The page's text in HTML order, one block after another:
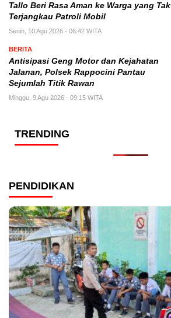
Tallo Beri Rasa Aman ke Warga yang Tak
Terjangkau Patroli Mobil
Senin, 10 Agu 2026 - 06:42 WITA
BERITA
Antisipasi Geng Motor dan Kejahatan
Jalanan, Polsek Rappocini Pantau
Sejumlah Titik Rawan
Minggu, 9 Agu 2026 - 09:15 WITA
TRENDING
PENDIDIKAN